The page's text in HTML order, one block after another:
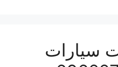
سيارات